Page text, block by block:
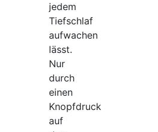
jedem
Tiefschlaf
aufwachen
lässt.
Nur
durch
einen
Knopfdruck
auf